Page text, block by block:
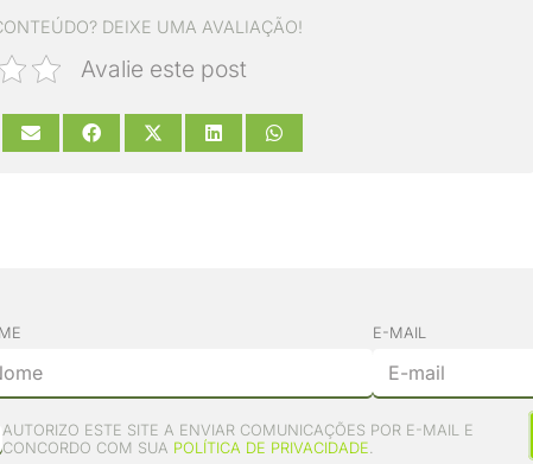
DEIXE UMA AVALIAÇÃO!
Avalie este post
E-MAIL
AUTORIZO ESTE SITE A ENVIAR COMUNICAÇÕES POR E-MAIL E
CONCORDO COM SUA POLÍTICA DE PRIVACIDADE.